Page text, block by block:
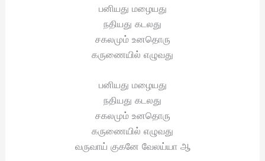
பனியது மழையது
நதியது கடலது
சகலமும் உனதொரு
கருணையில் எழுவது
பனியது மழையது
நதியது கடலது
சகலமும் உனதொரு
கருணையில் எழுவது
வருவாய் குகனே வேலய்யா ஆ